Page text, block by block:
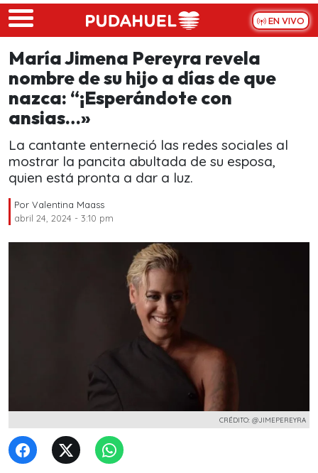
Skip to main content
EN VIVO
María Jimena Pereyra revela
nombre de su hijo a días de que
nazca: “¡Esperándote con
ansias…»
La cantante enterneció las redes sociales al
mostrar la pancita abultada de su esposa,
quien está pronta a dar a luz.
Por Valentina Maass
abril 24, 2024 - 3:10 pm
CRÉDITO: @JIMEPEREYRA